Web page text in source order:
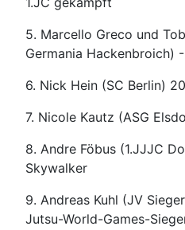
5. Marcello Greco und
Germania Hackenbroich)
6. Nick Hein (SC Berlin)
7. Nicole Kautz (ASG
8. Andre Föbus (1.JJJC
Skywalker
9. Andreas Kuhl (JV
Jutsu-World-Games-